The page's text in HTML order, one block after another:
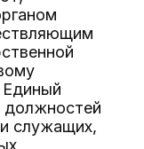
Единый
должностей
служащих,